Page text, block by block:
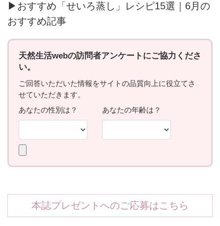
▶おすすめ「せいろ蒸し」レシピ15選｜6月の
おすすめ記事
本誌プレゼントへのご応募はこちら